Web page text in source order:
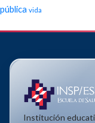
pública vida
Institución